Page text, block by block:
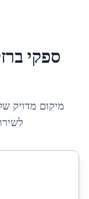
ספקי
מיקום מדויק